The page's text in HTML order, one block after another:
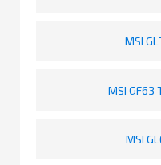
MSI
MSI GF63
MSI